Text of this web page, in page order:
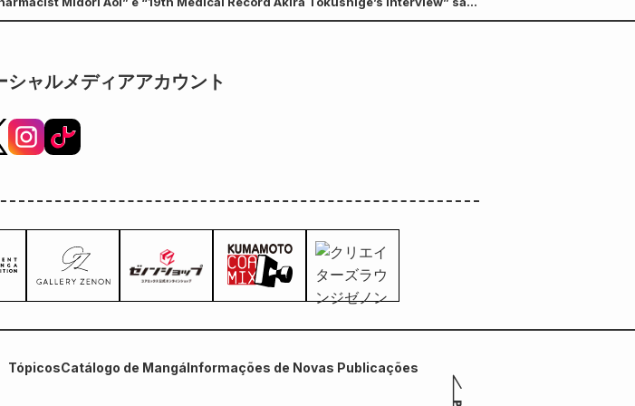
シャルメディアアカウント
TópicosCatálogo de MangáInformações de Novas Publicações